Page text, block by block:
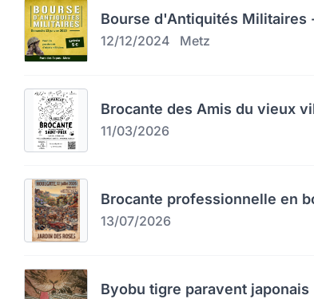
Bourse d'Antiquités Militaires
12/12/2024 Metz
Brocante des Amis du vieux
11/03/2026
Brocante professionnelle en
13/07/2026
Byobu tigre paravent japonais